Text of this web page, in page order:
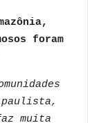
foram
muita